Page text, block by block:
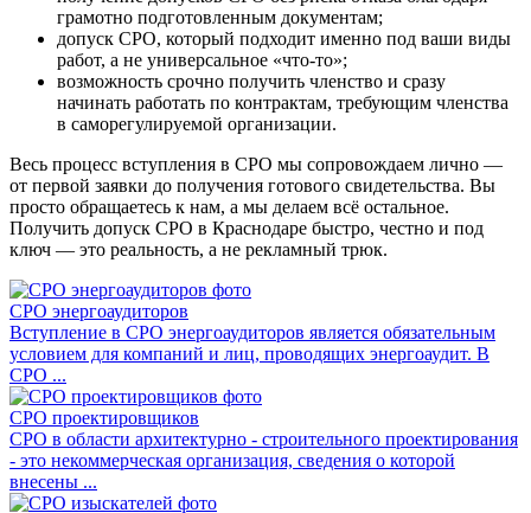
грамотно подготовленным документам;
допуск СРО, который подходит именно под ваши виды
работ, а не универсальное «что-то»;
возможность срочно получить членство и сразу
начинать работать по контрактам, требующим членства
в саморегулируемой организации.
Весь процесс вступления в СРО мы сопровождаем лично —
от первой заявки до получения готового свидетельства. Вы
просто обращаетесь к нам, а мы делаем всё остальное.
Получить допуск СРО в Краснодаре быстро, честно и под
ключ — это реальность, а не рекламный трюк.
СРО энергоаудиторов
Вступление в СРО энергоаудиторов является обязательным
условием для компаний и лиц, проводящих энергоаудит. В
СРО ...
СРО проектировщиков
СРО в области архитектурно - строительного проектирования
- это некоммерческая организация, сведения о которой
внесены ...